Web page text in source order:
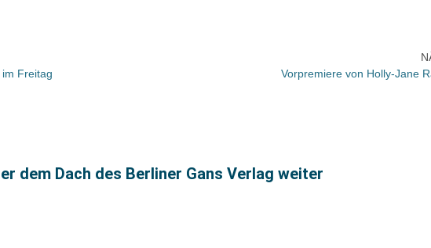
Freitag
Vorpremiere von Holly-Jane
dem Dach des Berliner Gans Verlag weiter